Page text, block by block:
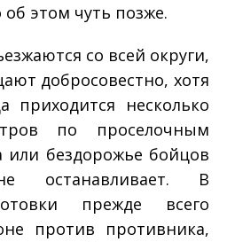
этом чуть позже.
со всей округи,
добросовестно, хотя
приходится несколько
по проселочным
или бездорожье бойцов
останавливает. В
прежде всего
против противника,